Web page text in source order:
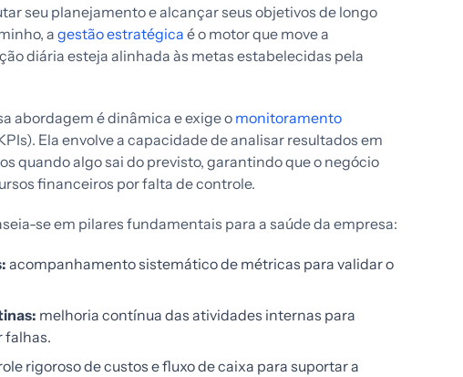
seu planejamento e alcançar seus objetivos de longo
a gestão estratégica é o motor que move a
diária esteja alinhada às metas estabelecidas pela
abordagem é dinâmica e exige o monitoramento
Ela envolve a capacidade de analisar resultados em
quando algo sai do previsto, garantindo que o negócio
financeiros por falta de controle.
se em pilares fundamentais para a saúde da empresa:
acompanhamento sistemático de métricas para validar o
melhoria contínua das atividades internas para
falhas.
rigoroso de custos e fluxo de caixa para suportar a